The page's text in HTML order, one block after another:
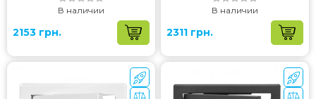
В наличии
2153 грн.
В наличии
2311 грн.